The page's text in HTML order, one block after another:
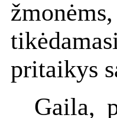
pritaikys
Gaila,